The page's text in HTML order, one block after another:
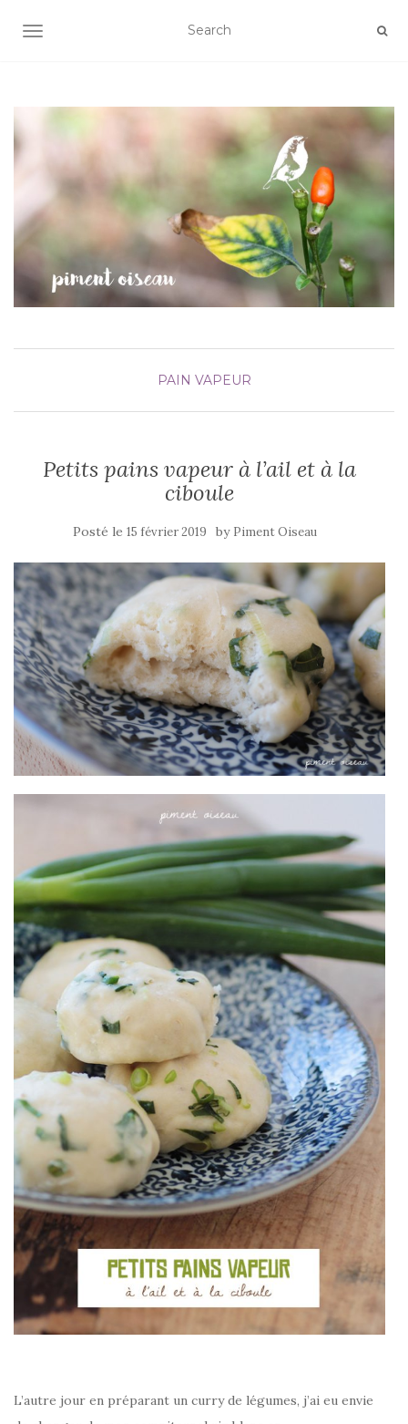
AFFICHER/MASQUER LA NAVIGATION
PAIN VAPEUR
Petits pains vapeur à l’ail et à la
ciboule
Posté le 15 février 2019 by Piment Oiseau
L’autre jour en préparant un curry de légumes, j’ai eu envie